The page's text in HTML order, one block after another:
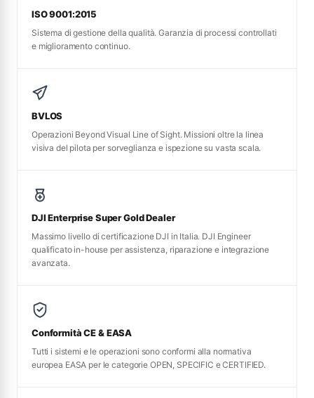
ISO 9001:2015
Sistema di gestione della qualità. Garanzia di processi controllati
e miglioramento continuo.
BVLOS
Operazioni Beyond Visual Line of Sight. Missioni oltre la linea
visiva del pilota per sorveglianza e ispezione su vasta scala.
DJI Enterprise Super Gold Dealer
Massimo livello di certificazione DJI in Italia. DJI Engineer
qualificato in-house per assistenza, riparazione e integrazione
avanzata.
Conformità CE & EASA
Tutti i sistemi e le operazioni sono conformi alla normativa
europea EASA per le categorie OPEN, SPECIFIC e CERTIFIED.